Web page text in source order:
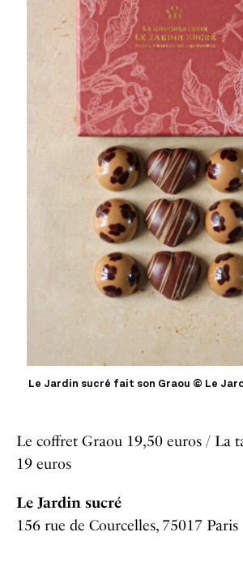
Le Jardin sucré fait son Graou © Le
Le coffret Graou 19,50 euros / La
19 euros
Le Jardin sucré
156 rue de Courcelles, 75017 Paris